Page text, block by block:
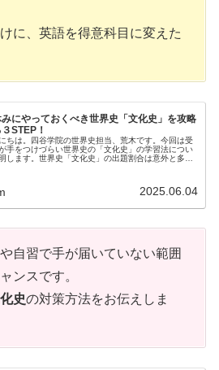
に、英語を得意科目に変えた
にやっておくべき世界史「文化史」を攻略
STEP！
ちは。四谷学院の世界史担当、荒木です。今回は受
手をつけづらい世界史の「文化史」の学習法につい
します。世界史「文化史」の出題割合は意外と多い
2025.06.04
自習で手が届いていない範囲
ンスです。
史の対策方法をお伝えしま